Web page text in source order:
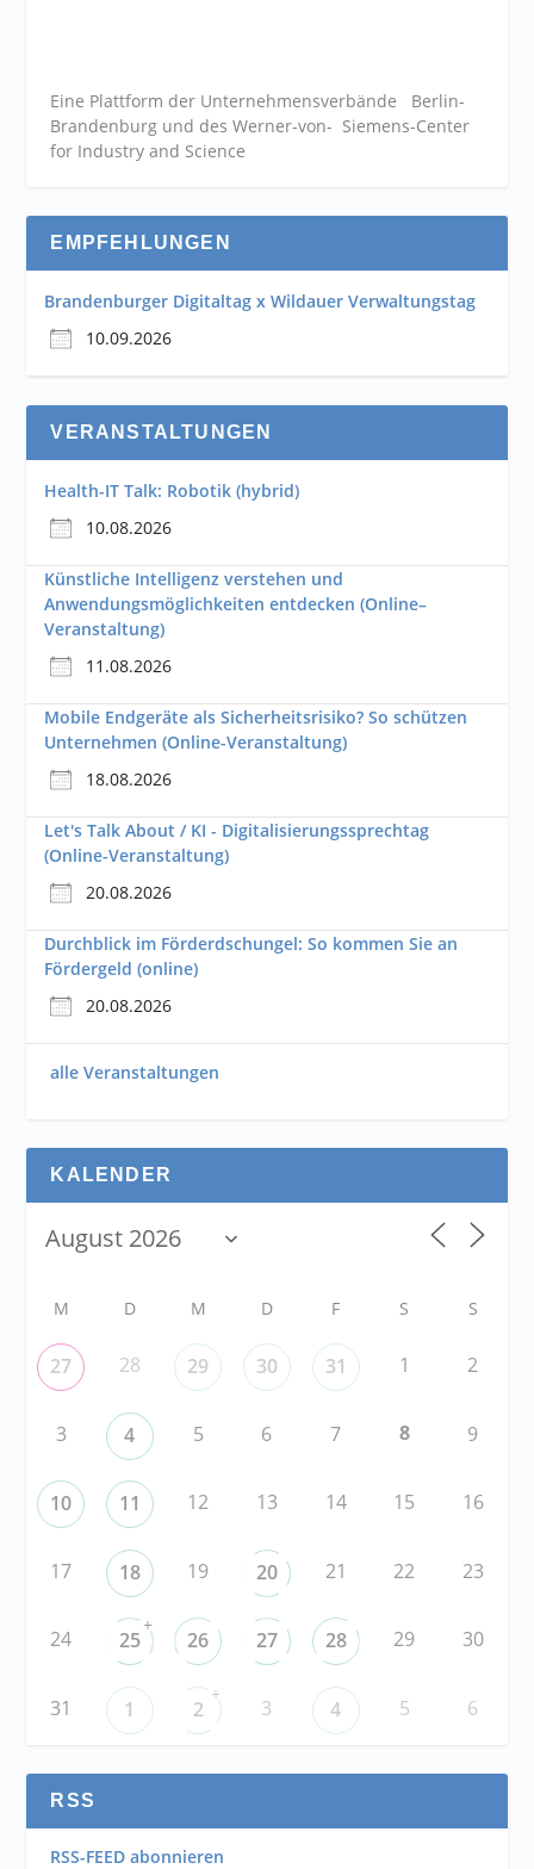
Eine Plattform der Unternehmensverbände Berlin-
Brandenburg und des Werner-von- Siemens-Center
for Industry and Science
EMPFEHLUNGEN
Brandenburger Digitaltag x Wildauer Verwaltungstag
10.09.2026
VERANSTALTUNGEN
Health-IT Talk: Robotik (hybrid)
10.08.2026
Künstliche Intelligenz verstehen und
Anwendungsmöglichkeiten entdecken (Online–
Veranstaltung)
11.08.2026
Mobile Endgeräte als Sicherheitsrisiko? So schützen
Unternehmen (Online-Veranstaltung)
18.08.2026
Let's Talk About / KI - Digitalisierungssprechtag
(Online-Veranstaltung)
20.08.2026
Durchblick im Förderdschungel: So kommen Sie an
Fördergeld (online)
20.08.2026
alle Veranstaltungen
KALENDER
M D M D F S S
27 28 29 30 31 1 2
3 4 5 6 7 8 9
10 11 12 13 14 15 16
17 18 19 20 21 22 23
24 25
+
26 27 28 29 30
31 1 2
+
3 4 5 6
RSS
RSS-FEED abonnieren